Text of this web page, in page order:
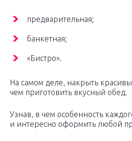
предварительная;
банкетная;
«Бистро».
На самом деле, накрыть
чем приготовить вкусный обед.
Узнав, в чем особенность
и интересно оформить любой